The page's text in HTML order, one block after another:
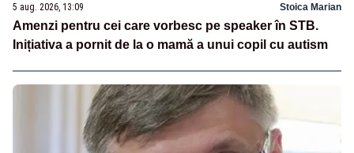
5 aug. 2026, 13:09 Stoica Marian
Amenzi pentru cei care vorbesc pe speaker în STB.
Inițiativa a pornit de la o mamă a unui copil cu autism